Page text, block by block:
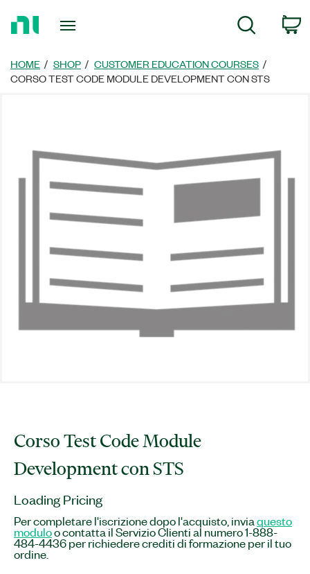
Page
Search
HOME SHOP
CUSTOMER EDUCATION COURSES
CORSO TEST CODE MODULE DEVELOPMENT CON STS
Corso Test Code Module
Development con STS
Loading Pricing
Per completare l'iscrizione dopo l'acquisto, inviaquesto
moduloo contatta il Servizio Clienti al numero 1-888-
484-4436 per richiedere crediti di formazione per il tuo
ordine.